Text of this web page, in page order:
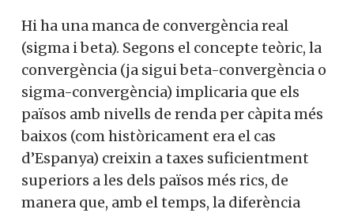
Hi ha una manca de convergència real
(sigma i beta). Segons el concepte teòric, la
convergència (ja sigui beta-convergència o
sigma-convergència) implicaria que els
països amb nivells de renda per càpita més
baixos (com històricament era el cas
d’Espanya) creixin a taxes suficientment
superiors a les dels països més rics, de
manera que, amb el temps, la diferència